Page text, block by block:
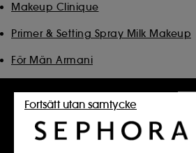
Makeup Clinique
Primer & Setting Spray Milk Makeup
För Män Armani
Ögon Guerlain
Paletter Charlotte Tilbury
Fortsätt utan samtycke